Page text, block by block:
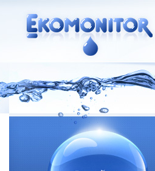
Vodní zdroje Ekomonitor spol. s r.o.